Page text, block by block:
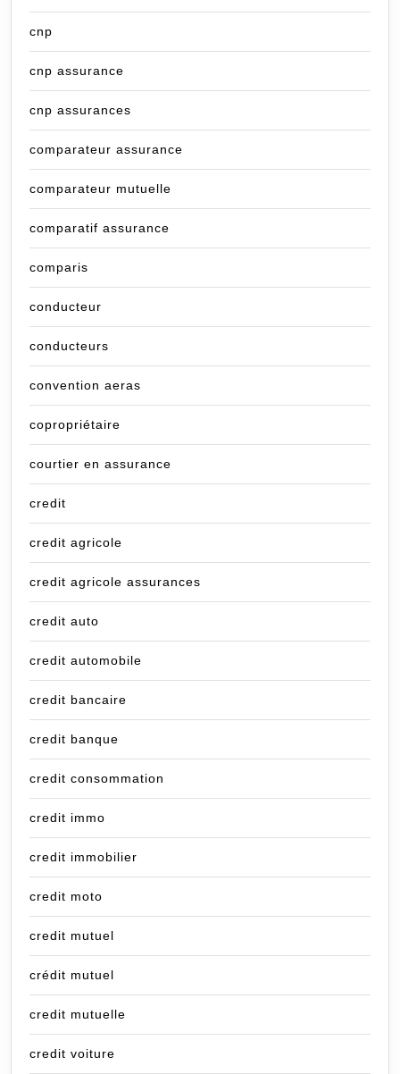
cnp
cnp assurance
cnp assurances
comparateur assurance
comparateur mutuelle
comparatif assurance
comparis
conducteur
conducteurs
convention aeras
copropriétaire
courtier en assurance
credit
credit agricole
credit agricole assurances
credit auto
credit automobile
credit bancaire
credit banque
credit consommation
credit immo
credit immobilier
credit moto
credit mutuel
crédit mutuel
credit mutuelle
credit voiture